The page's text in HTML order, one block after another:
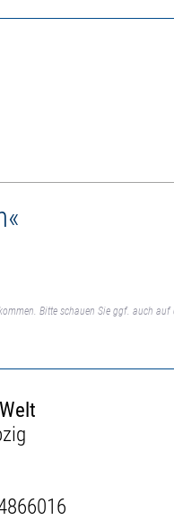
Bitte schauen Sie ggf. auch auf